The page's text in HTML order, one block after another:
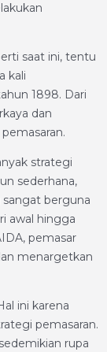
saat ini, tentu
kali
1898. Dari
dan
strategi
sederhana,
berguna
awal hingga
pemasar
menargetkan
ini karena
pemasaran.
rupa